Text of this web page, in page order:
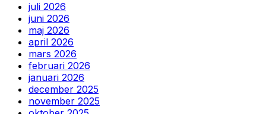
juli 2026
juni 2026
maj 2026
april 2026
mars 2026
februari 2026
januari 2026
december 2025
november 2025